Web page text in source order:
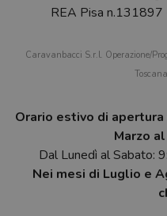
REA Pisa n.131897
Caravanbacci S.r.l. Operazione/
Orario estivo di
Marzo
Dal Lunedì al
Nei mesi di Luglio e